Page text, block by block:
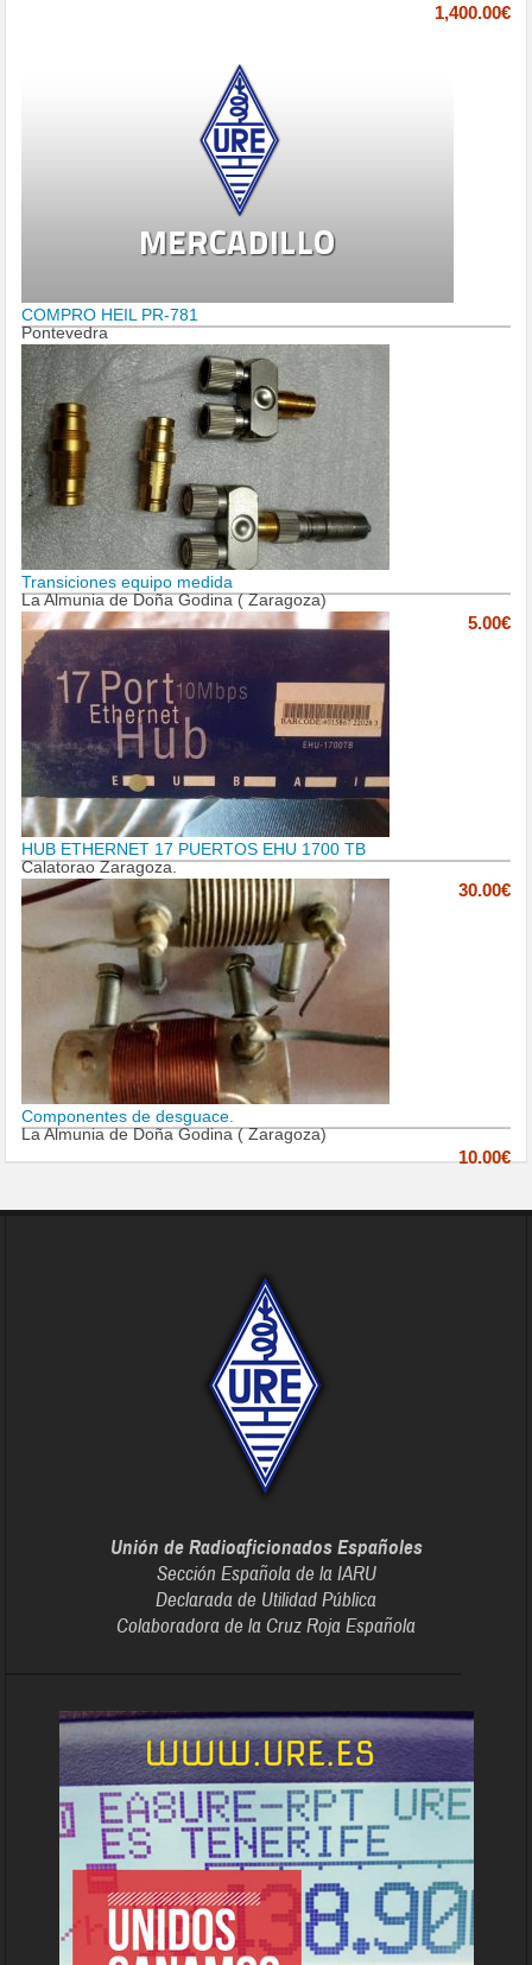
1,400.00€
COMPRO HEIL PR-781
Pontevedra
Transiciones equipo medida
La Almunia de Doña Godina ( Zaragoza)
5.00€
HUB ETHERNET 17 PUERTOS EHU 1700 TB
Calatorao Zaragoza.
30.00€
Componentes de desguace.
La Almunia de Doña Godina ( Zaragoza)
10.00€
Unión de Radioaficionados Españoles
Sección Española de la IARU
Declarada de Utilidad Pública
Colaboradora de la Cruz Roja Española